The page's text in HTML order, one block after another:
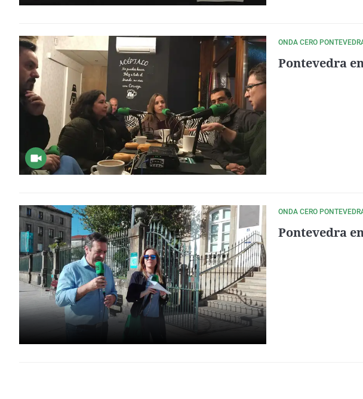
ONDA CERO
Pontevedra
ONDA CERO
Pontevedra